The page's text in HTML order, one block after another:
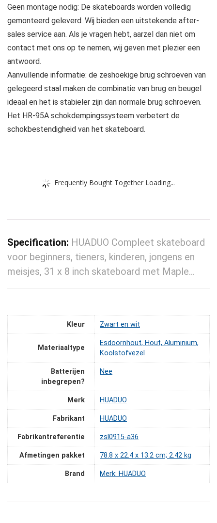
Geen montage nodig: De skateboards worden volledig
gemonteerd geleverd. Wij bieden een uitstekende after-
sales service aan. Als je vragen hebt, aarzel dan niet om
contact met ons op te nemen, wij geven met plezier een
antwoord.
Aanvullende informatie: de zeshoekige brug schroeven van
gelegeerd staal maken de combinatie van brug en beugel
ideaal en het is stabieler zijn dan normale brug schroeven.
Het HR-95A schokdempingssysteem verbetert de
schokbestendigheid van het skateboard.
Frequently Bought Together Loading...
Specification: HUADUO Compleet skateboard
voor beginners, tieners, kinderen, jongens en
meisjes, 31 x 8 inch skateboard met Maple…
Kleur ‎Zwart en wit
Materiaaltype
‎Esdoornhout, Hout, Aluminium,
Koolstofvezel
Batterijen
inbegrepen?
‎Nee
Merk ‎HUADUO
Fabrikant ‎HUADUO
Fabrikantreferentie ‎zsl0915-a36
Afmetingen pakket ‎78.8 x 22.4 x 13.2 cm; 2.42 kg
Brand Merk: HUADUO